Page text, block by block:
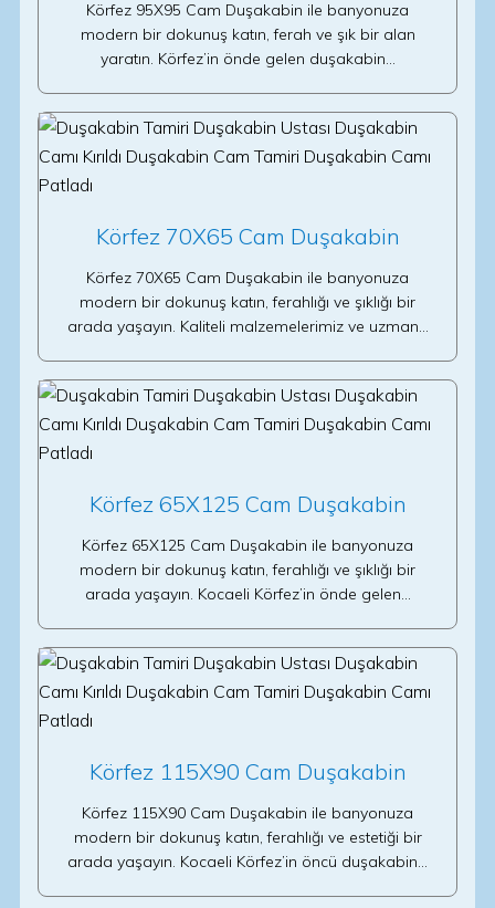
Körfez 95X95 Cam Duşakabin ile banyonuza
modern bir dokunuş katın, ferah ve şık bir alan
yaratın. Körfez’in önde gelen duşakabin…
Körfez 70X65 Cam Duşakabin
Körfez 70X65 Cam Duşakabin ile banyonuza
modern bir dokunuş katın, ferahlığı ve şıklığı bir
arada yaşayın. Kaliteli malzemelerimiz ve uzman…
Körfez 65X125 Cam Duşakabin
Körfez 65X125 Cam Duşakabin ile banyonuza
modern bir dokunuş katın, ferahlığı ve şıklığı bir
arada yaşayın. Kocaeli Körfez’in önde gelen…
Körfez 115X90 Cam Duşakabin
Körfez 115X90 Cam Duşakabin ile banyonuza
modern bir dokunuş katın, ferahlığı ve estetiği bir
arada yaşayın. Kocaeli Körfez’in öncü duşakabin…